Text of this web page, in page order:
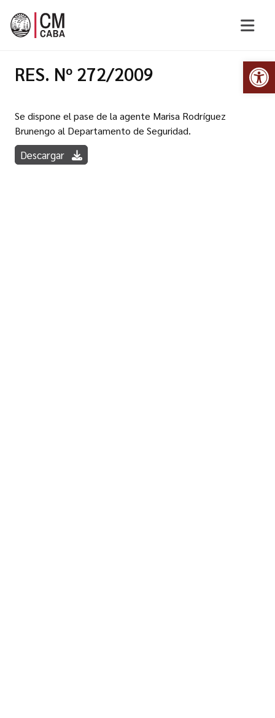
RES. Nº 272/2009
Se dispone el pase de la agente Marisa Rodríguez
Brunengo al Departamento de Seguridad.
Descargar